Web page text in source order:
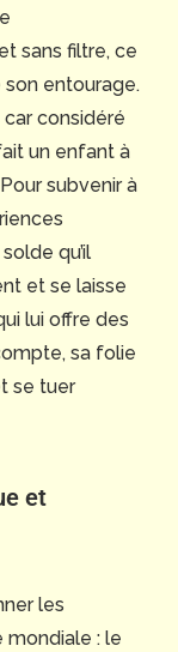
sans filtre, ce
entourage.
car considéré
un enfant à
subvenir à
qu’il
et se laisse
lui offre des
sa folie
se tuer
et
les
mondiale : le